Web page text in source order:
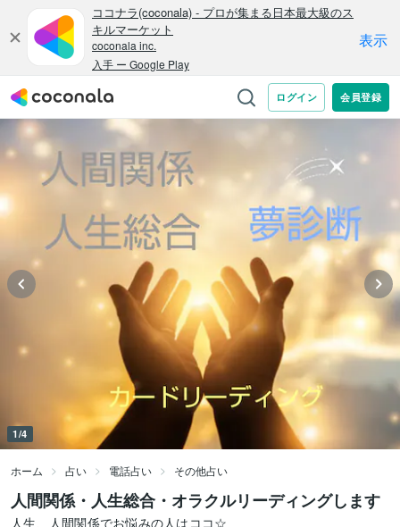
1/4
ホーム 占い 電話占い その他占い
人間関係・人生総合・オラクルリーディングします
人生、人間関係でお悩みの人はココ☆